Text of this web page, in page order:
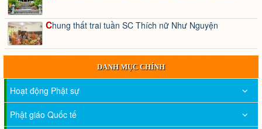
Chung thất trai tuần SC Thích nữ Như Nguyện
DANH MỤC CHÍNH
Hoạt động Phật sự
Phật giáo Quốc tế